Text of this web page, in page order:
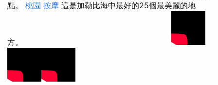
點。 桃園 按摩 這是加勒比海中最好的25個最美麗的地
方。